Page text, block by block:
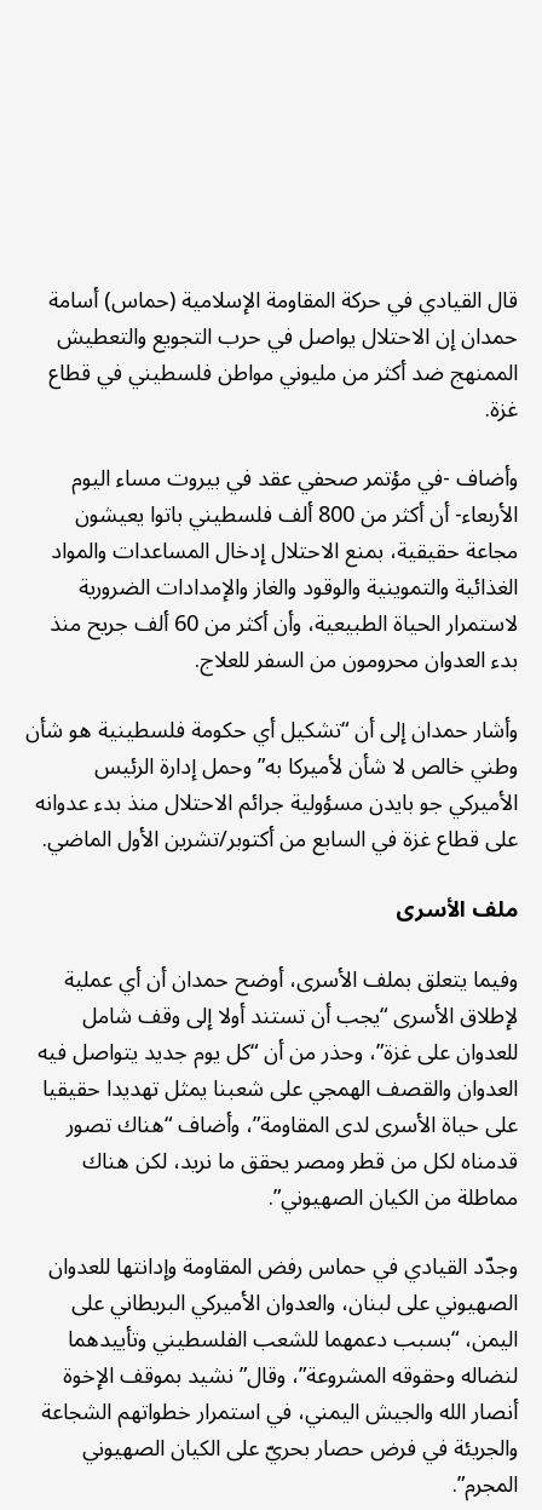
قال القيادي في حركة المقاومة الإسلامية (حماس) أسامة
حمدان إن الاحتلال يواصل في حرب التجويع والتعطيش
الممنهج ضد أكثر من مليوني مواطن فلسطيني في قطاع
غزة.
وأضاف -في مؤتمر صحفي عقد في بيروت مساء اليوم
الأربعاء- أن أكثر من 800 ألف فلسطيني باتوا يعيشون
مجاعة حقيقية، بمنع الاحتلال إدخال المساعدات والمواد
الغذائية والتموينية والوقود والغاز والإمدادات الضرورية
لاستمرار الحياة الطبيعية، وأن أكثر من 60 ألف جريح منذ
بدء العدوان محرومون من السفر للعلاج.
وأشار حمدان إلى أن “تشكيل أي حكومة فلسطينية هو شأن
وطني خالص لا شأن لأميركا به” وحمل إدارة الرئيس
الأميركي جو بايدن مسؤولية جرائم الاحتلال منذ بدء عدوانه
على قطاع غزة في السابع من أكتوبر/تشرين الأول الماضي.
ملف الأسرى
وفيما يتعلق بملف الأسرى، أوضح حمدان أن أي عملية
لإطلاق الأسرى “يجب أن تستند أولا إلى وقف شامل
للعدوان على غزة”، وحذر من أن “كل يوم جديد يتواصل فيه
العدوان والقصف الهمجي على شعبنا يمثل تهديدا حقيقيا
على حياة الأسرى لدى المقاومة”، وأضاف “هناك تصور
قدمناه لكل من قطر ومصر يحقق ما نريد، لكن هناك
مماطلة من الكيان الصهيوني”.
وجدّد القيادي في حماس رفض المقاومة وإدانتها للعدوان
الصهيوني على لبنان، والعدوان الأميركي البريطاني على
اليمن، “بسبب دعمهما للشعب الفلسطيني وتأييدهما
لنضاله وحقوقه المشروعة”، وقال” نشيد بموقف الإخوة
أنصار الله والجيش اليمني، في استمرار خطواتهم الشجاعة
والجريئة في فرض حصار بحريّ على الكيان الصهيوني
المجرم”.